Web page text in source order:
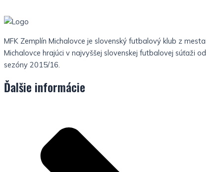
MFK Zemplín Michalovce je slovenský futbalový klub z mesta
Michalovce hrajúci v najvyššej slovenskej futbalovej súťaži od
sezóny 2015/16.
Ďalšie informácie